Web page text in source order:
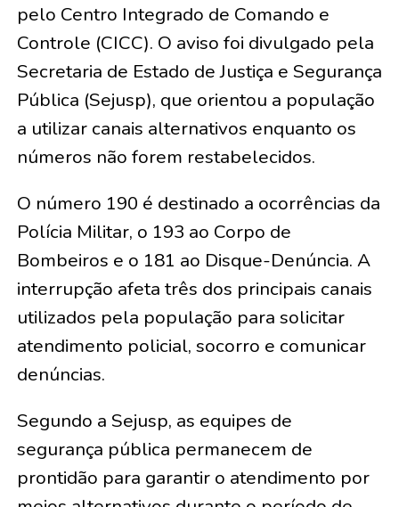
pelo Centro Integrado de Comando e
Controle (CICC). O aviso foi divulgado pela
Secretaria de Estado de Justiça e Segurança
Pública (Sejusp), que orientou a população
a utilizar canais alternativos enquanto os
números não forem restabelecidos.
O número 190 é destinado a ocorrências da
Polícia Militar, o 193 ao Corpo de
Bombeiros e o 181 ao Disque-Denúncia. A
interrupção afeta três dos principais canais
utilizados pela população para solicitar
atendimento policial, socorro e comunicar
denúncias.
Segundo a Sejusp, as equipes de
segurança pública permanecem de
prontidão para garantir o atendimento por